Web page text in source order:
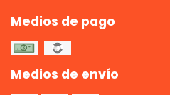
Medios de pago
Medios de envío